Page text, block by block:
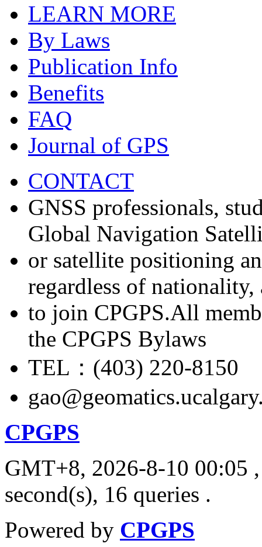
LEARN MORE
By Laws
Publication Info
Benefits
FAQ
Journal of GPS
CONTACT
GNSS professionals,
Global Navigation
or satellite positioning
regardless of nationality,
to join CPGPS.All
the CPGPS Bylaws
TEL：(403) 220-8150
CPGPS
GMT+8, 2026-8-10 00:05
second(s), 16 queries .
Powered by CPGPS